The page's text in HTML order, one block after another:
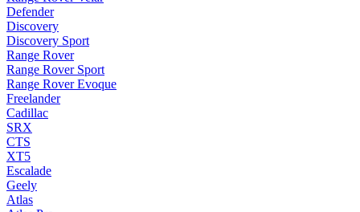
Defender
Discovery
Discovery Sport
Range Rover
Range Rover Sport
Range Rover Evoque
Freelander
Cadillac
SRX
CTS
XT5
Escalade
Geely
Atlas